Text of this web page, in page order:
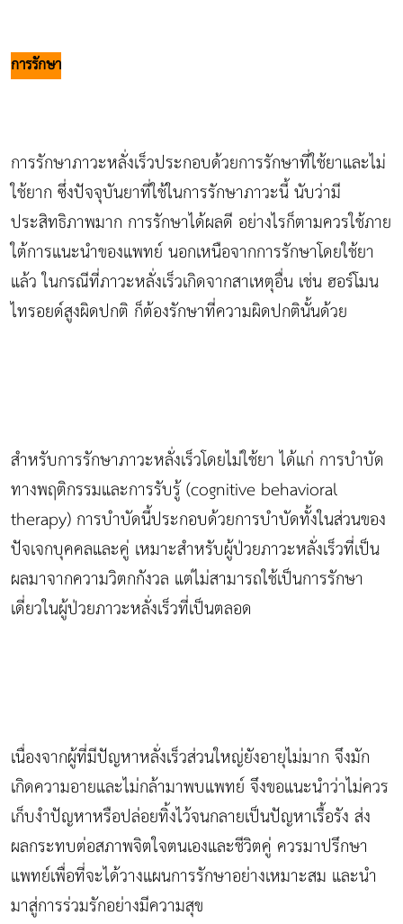
การรักษา
การรักษาภาวะหลั่งเร็วประกอบด้วยการรักษาที่ใช้ยาและไม่
ใช้ยาก ซึ่งปัจจุบันยาที่ใช้ในการรักษาภาวะนี้ นับว่ามี
ประสิทธิภาพมาก การรักษาได้ผลดี อย่างไรก็ตามควรใช้ภาย
ใต้การแนะนำของแพทย์ นอกเหนือจากการรักษาโดยใช้ยา
แล้ว ในกรณีที่ภาวะหลั่งเร็วเกิดจากสาเหตุอื่น เช่น ฮอร์โมน
ไทรอยด์สูงผิดปกติ ก็ต้องรักษาที่ความผิดปกตินั้นด้วย
สำหรับการรักษาภาวะหลั่งเร็วโดยไม่ใช้ยา ได้แก่ การบำบัด
ทางพฤติกรรมและการรับรู้ (cognitive behavioral
therapy) การบำบัดนี้ประกอบด้วยการบำบัดทั้งในส่วนของ
ปัจเจกบุคคลและคู่ เหมาะสำหรับผู้ป่วยภาวะหลั่งเร็วที่เป็น
ผลมาจากความวิตกกังวล แต่ไม่สามารถใช้เป็นการรักษา
เดี่ยวในผู้ป่วยภาวะหลั่งเร็วที่เป็นตลอด
เนื่องจากผู้ที่มีปัญหาหลั่งเร็วส่วนใหญ่ยังอายุไม่มาก จึงมัก
เกิดความอายและไม่กล้ามาพบแพทย์ จึงขอแนะนำว่าไม่ควร
เก็บงำปัญหาหรือปล่อยทิ้งไว้จนกลายเป็นปัญหาเรื้อรัง ส่ง
ผลกระทบต่อสภาพจิตใจตนเองและชีวิตคู่ ควรมาปรึกษา
แพทย์เพื่อที่จะได้วางแผนการรักษาอย่างเหมาะสม และนำ
มาสู่การร่วมรักอย่างมีความสุข